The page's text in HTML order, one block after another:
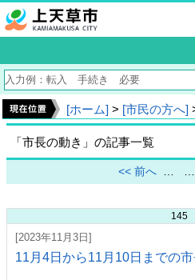
[ホーム] > [市民の方へ]
「市長の動き」の記事一覧
<< 前へ … …
145
[2023年11月3日]
11月4日から11月10日までの